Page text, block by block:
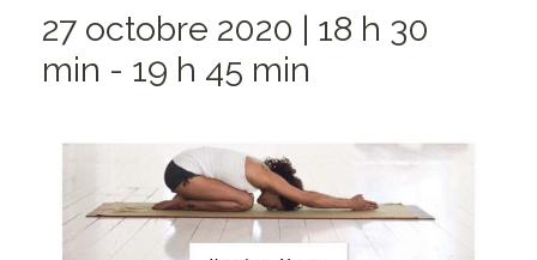
27 octobre 2020 | 18 h 30
min - 19 h 45 min